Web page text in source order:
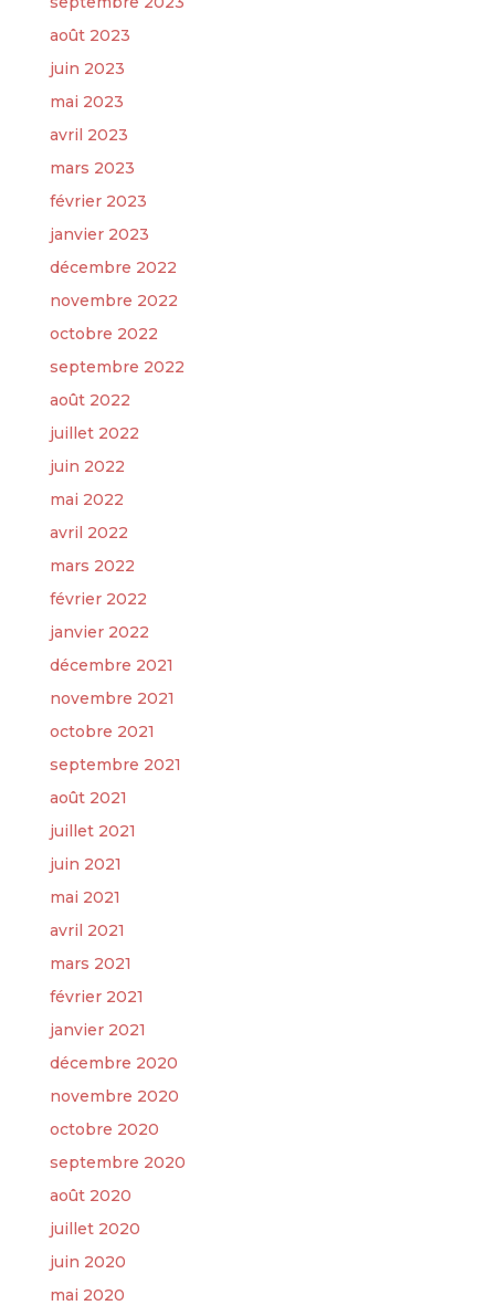
août 2023
juin 2023
mai 2023
avril 2023
mars 2023
février 2023
janvier 2023
décembre 2022
novembre 2022
octobre 2022
septembre 2022
août 2022
juillet 2022
juin 2022
mai 2022
avril 2022
mars 2022
février 2022
janvier 2022
décembre 2021
novembre 2021
octobre 2021
septembre 2021
août 2021
juillet 2021
juin 2021
mai 2021
avril 2021
mars 2021
février 2021
janvier 2021
décembre 2020
novembre 2020
octobre 2020
septembre 2020
août 2020
juillet 2020
juin 2020
mai 2020